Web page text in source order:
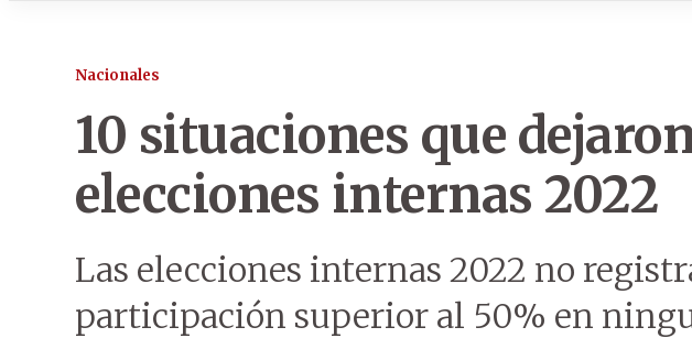
Nacionales
10 situaciones que
elecciones internas 2022
Las elecciones internas 2022 no
participación superior al 50% en